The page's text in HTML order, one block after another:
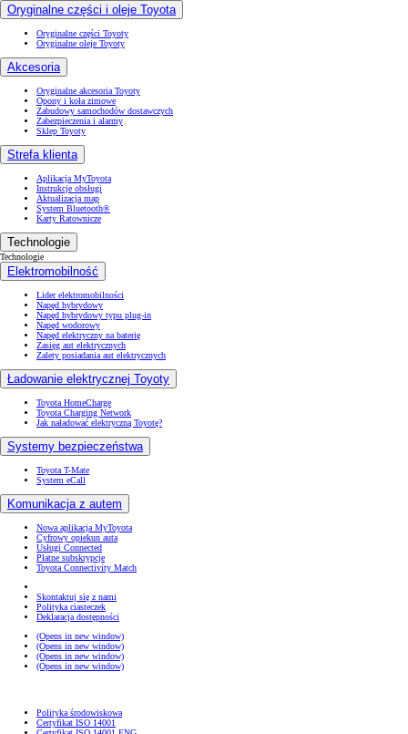
Oryginalne części i oleje Toyota
Oryginalne części Toyoty
Oryginalne oleje Toyoty
Akcesoria
Oryginalne akcesoria Toyoty
Opony i koła zimowe
Zabudowy samochodów dostawczych
Zabezpieczenia i alarmy
Sklep Toyoty
Strefa klienta
Aplikacja MyToyota
Instrukcje obsługi
Aktualizacja map
System Bluetooth®
Karty Ratownicze
Technologie
Technologie
Elektromobilność
Lider elektromobilności
Napęd hybrydowy
Napęd hybrydowy typu plug-in
Napęd wodorowy
Napęd elektryczny na baterię
Zasięg aut elektrycznych
Zalety posiadania aut elektrycznych
Ładowanie elektrycznej Toyoty
Toyota HomeCharge
Toyota Charging Network
Jak naładować elektryczną Toyotę?
Systemy bezpieczeństwa
Toyota T-Mate
System eCall
Komunikacja z autem
Nowa aplikacja MyToyota
Cyfrowy opiekun auta
Usługi Connected
Płatne subskrypcje
Toyota Connectivity Match
Skontaktuj się z nami
Polityka ciasteczek
Deklaracja dostępności
(Opens in new window)
(Opens in new window)
(Opens in new window)
(Opens in new window)
Polityka środowiskowa
Certyfikat ISO 14001